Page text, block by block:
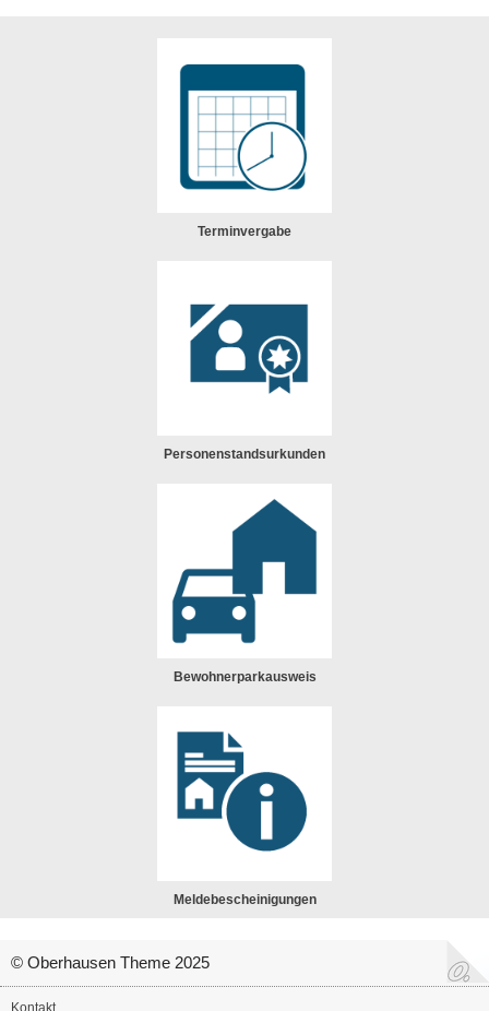
Terminvergabe
Personenstandsurkunden
Bewohnerparkausweis
Meldebescheinigungen
© Oberhausen Theme 2025